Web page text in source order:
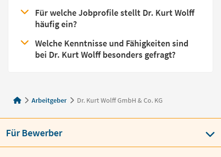
Für welche Jobprofile stellt Dr. Kurt Wolff
häufig ein?
Welche Kenntnisse und Fähigkeiten sind
bei Dr. Kurt Wolff besonders gefragt?
Arbeitgeber Dr. Kurt Wolff GmbH & Co. KG
Für Bewerber